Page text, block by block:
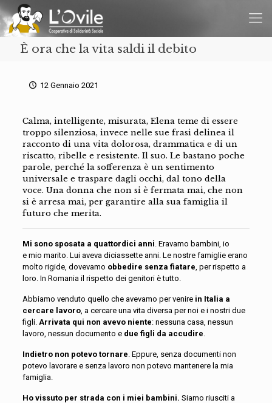
È ora che la vita saldi il debito
12 Gennaio 2021
Calma, intelligente, misurata, Elena teme di essere
troppo silenziosa, invece nelle sue frasi delinea il
racconto di una vita dolorosa, drammatica e di un
riscatto, ribelle e resistente. Il suo. Le bastano poche
parole, perché la sofferenza è un sentimento
universale e traspare dagli occhi, dal tono della
voce. Una donna che non si è fermata mai, che non
si è arresa mai, per garantire alla sua famiglia il
futuro che merita.
Mi sono sposata a quattordici anni. Eravamo bambini, io
e mio marito. Lui aveva diciassette anni. Le nostre famiglie erano
molto rigide, dovevamo obbedire senza fiatare, per rispetto a
loro. In Romania il rispetto dei genitori è tutto.
Abbiamo venduto quello che avevamo per venire in Italia a
cercare lavoro, a cercare una vita diversa per noi e i nostri due
figli. Arrivata qui non avevo niente: nessuna casa, nessun
lavoro, nessun documento e due figli da accudire.
Indietro non potevo tornare. Eppure, senza documenti non
potevo lavorare e senza lavoro non potevo mantenere la mia
famiglia.
Ho vissuto per strada con i miei bambini. Siamo riusciti a